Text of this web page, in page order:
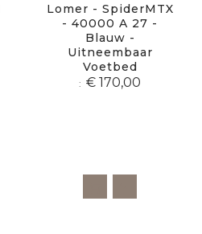
Lomer - SpiderMTX
- 40000 A 27 -
Blauw -
Uitneembaar
Voetbed
€ 170,00